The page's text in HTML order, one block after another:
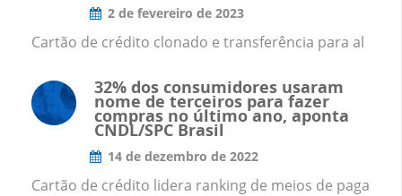
2 de fevereiro de 2023
Cartão de crédito clonado e transferência para al
32% dos consumidores usaram
nome de terceiros para fazer
compras no último ano, aponta
CNDL/SPC Brasil
14 de dezembro de 2022
Cartão de crédito lidera ranking de meios de paga